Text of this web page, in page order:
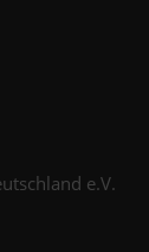
e.V.